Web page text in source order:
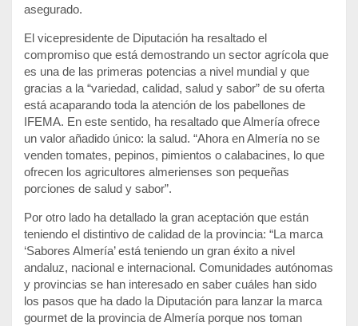
asegurado.
El vicepresidente de Diputación ha resaltado el
compromiso que está demostrando un sector agrícola que
es una de las primeras potencias a nivel mundial y que
gracias a la “variedad, calidad, salud y sabor” de su oferta
está acaparando toda la atención de los pabellones de
IFEMA. En este sentido, ha resaltado que Almería ofrece
un valor añadido único: la salud. “Ahora en Almería no se
venden tomates, pepinos, pimientos o calabacines, lo que
ofrecen los agricultores almerienses son pequeñas
porciones de salud y sabor”.
Por otro lado ha detallado la gran aceptación que están
teniendo el distintivo de calidad de la provincia: “La marca
‘Sabores Almería’ está teniendo un gran éxito a nivel
andaluz, nacional e internacional. Comunidades autónomas
y provincias se han interesado en saber cuáles han sido
los pasos que ha dado la Diputación para lanzar la marca
gourmet de la provincia de Almería porque nos toman